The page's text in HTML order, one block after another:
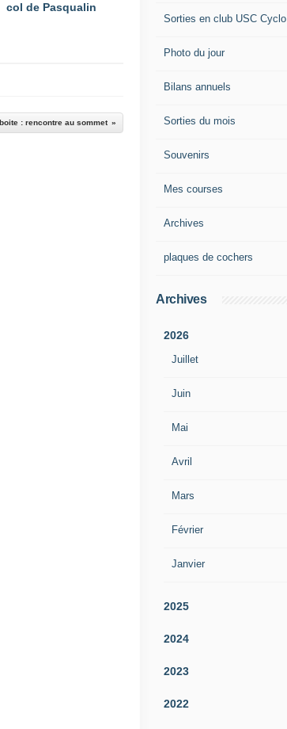
col de Pasqualin
: rencontre au sommet
Sorties en club USC Cyclo
Photo du jour
Bilans annuels
Sorties du mois
Souvenirs
Mes courses
Archives
plaques de cochers
Archives
2026
Juillet
Juin
Mai
Avril
Mars
Février
Janvier
2025
2024
2023
2022